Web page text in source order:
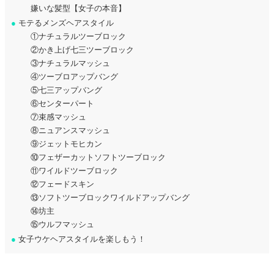
嫌いな髪型【女子の本音】
● モテるメンズヘアスタイル
①ナチュラルツーブロック
②かき上げ七三ツーブロック
③ナチュラルマッシュ
④ツーブロアップバング
⑤七三アップバング
⑥センターパート
⑦束感マッシュ
⑧ニュアンスマッシュ
⑨ジェットモヒカン
⑩フェザーカットソフトツーブロック
⑪ワイルドツーブロック
⑫フェードスキン
⑬ソフトツーブロックワイルドアップバング
⑭坊主
⑮ウルフマッシュ
● 女子ウケヘアスタイルを楽しもう！